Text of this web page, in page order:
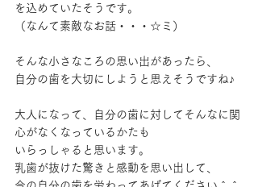
を込めていたそうです。
（なんて素敵なお話・・・☆ミ）
そんな小さなころの思い出があったら、
自分の歯を大切にしようと思えそうですね♪
大人になって、自分の歯に対してそんなに関
心がなくなっているかたも
いらっしゃると思います。
乳歯が抜けた驚きと感動を思い出して、